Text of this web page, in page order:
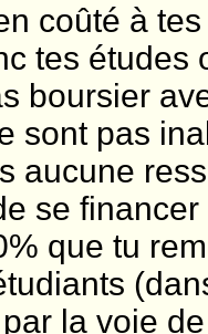
coûté à
tes études
boursier
sont pas
aucune
se
que tu
la voie